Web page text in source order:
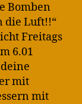
Bomben
die Luft!!“
Freitags
6.01
mit
mit